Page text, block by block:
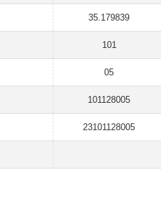
35.179839
101
05
101128005
23101128005